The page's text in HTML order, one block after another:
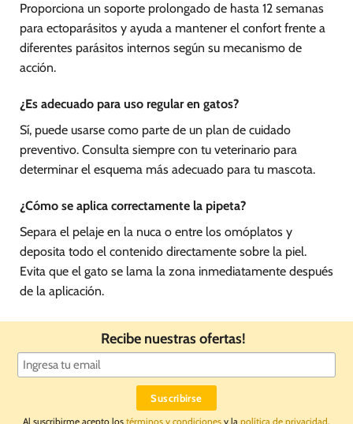
Proporciona un soporte prolongado de hasta 12 semanas
para ectoparásitos y ayuda a mantener el confort frente a
diferentes parásitos internos según su mecanismo de
acción.
¿Es adecuado para uso regular en gatos?
Sí, puede usarse como parte de un plan de cuidado
preventivo. Consulta siempre con tu veterinario para
determinar el esquema más adecuado para tu mascota.
¿Cómo se aplica correctamente la pipeta?
Separa el pelaje en la nuca o entre los omóplatos y
deposita todo el contenido directamente sobre la piel.
Evita que el gato se lama la zona inmediatamente después
de la aplicación.
Recibe nuestras ofertas!
Al suscribirme acepto los términos y condiciones y la política de privacidad.